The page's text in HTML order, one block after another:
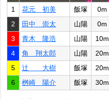
1 花元 初美 飯塚 0m
2
田中 崇太 山陽 0m
3
青木 隆浩 山陽 10m
4
角 翔太郎 山陽 20m
5
辻 大樹 飯塚 20m
6
桝崎 陽介 飯塚 30m